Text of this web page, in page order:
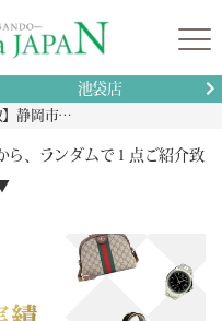
池袋店
【来店買取】静岡市からのご相談事例で読み解く徳力純金K24インゴット100g分割買取の仕組みと注意点を完全解説
、ランダムで１点ご紹介致